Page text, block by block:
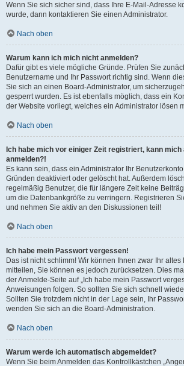
Wenn Sie sich sicher sind, dass Ihre E-Mail-Adresse
wurde, dann kontaktieren Sie einen Administrator.
Nach oben
Warum kann ich mich nicht anmelden?
Dafür gibt es viele mögliche Gründe. Prüfen Sie
Benutzername und Ihr Passwort richtig sind. Wenn
Sie sich an einen Board-Administrator, um
gesperrt wurden. Es ist ebenfalls möglich, dass ein
der Website vorliegt, welches ein Administrator lösen
Nach oben
Ich habe mich vor einiger Zeit registriert, kann
anmelden?!
Es kann sein, dass ein Administrator Ihr
Gründen deaktiviert oder gelöscht hat. Außerdem
regelmäßig Benutzer, die für längere Zeit keine
um die Datenbankgröße zu verringern. Registrieren
und nehmen Sie aktiv an den Diskussionen teil!
Nach oben
Ich habe mein Passwort vergessen!
Das ist nicht schlimm! Wir können Ihnen zwar Ihr
mitteilen, Sie können es jedoch zurücksetzen. Dies
der Anmelde-Seite auf „Ich habe mein Passwort
Anweisungen folgen. So sollten Sie sich schnell
Sollten Sie trotzdem nicht in der Lage sein, Ihr
wenden Sie sich an die Board-Administration.
Nach oben
Warum werde ich automatisch abgemeldet?
Wenn Sie beim Anmelden das Kontrollkästchen